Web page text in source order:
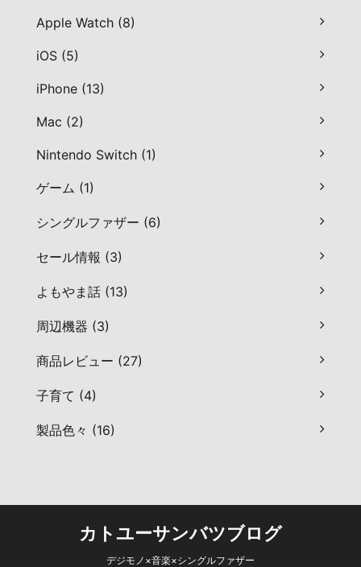
Apple Watch (8)
iOS (5)
iPhone (13)
Mac (2)
Nintendo Switch (1)
ゲーム (1)
シングルファザー (6)
セール情報 (3)
よもやま話 (13)
周辺機器 (3)
商品レビュー (27)
子育て (4)
製品色々 (16)
カトユーサンバツブログ
デジモノ×音楽×シングルファザー